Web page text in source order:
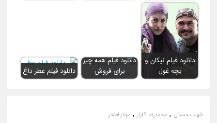
دانلود فیلم نیکان و
بچه غول
دانلود فیلم همه چیز
برای فروش
دانلود فیلم عطر داغ
شهاب حسینی , محمدرضا گلزار , مهناز افشار